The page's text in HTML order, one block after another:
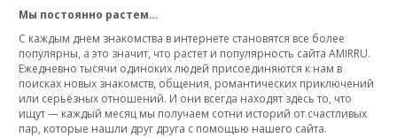
Мы постоянно растем…
С каждым днем знакомства в интернете становятся все более
популярны, а это значит, что растет и популярность сайта AMIRRU.
Ежедневно тысячи одиноких людей присоединяются к нам в
поисках новых знакомств, общения, романтических приключений
или серьёзных отношений. И они всегда находят здесь то, что
ищут — каждый месяц мы получаем сотни историй от счастливых
пар, которые нашли друг друга с помощью нашего сайта.